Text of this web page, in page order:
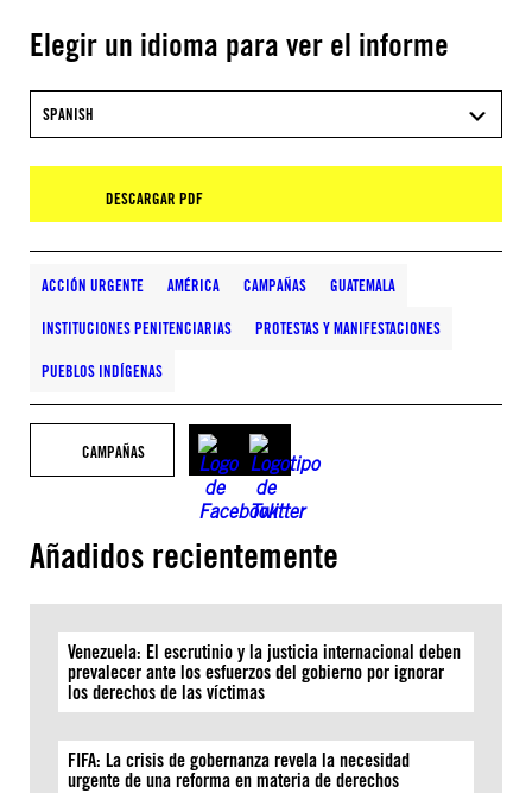
Elegir un idioma para ver el informe
SPANISH
DESCARGAR PDF
ACCIÓN URGENTE AMÉRICA CAMPAÑAS GUATEMALA
INSTITUCIONES PENITENCIARIAS PROTESTAS Y MANIFESTACIONES
PUEBLOS INDÍGENAS
CAMPAÑAS
Añadidos recientemente
Venezuela: El escrutinio y la justicia internacional deben
prevalecer ante los esfuerzos del gobierno por ignorar
los derechos de las víctimas
FIFA: La crisis de gobernanza revela la necesidad
urgente de una reforma en materia de derechos